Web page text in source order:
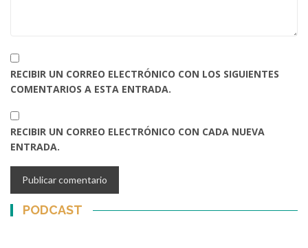
RECIBIR UN CORREO ELECTRÓNICO CON LOS SIGUIENTES
COMENTARIOS A ESTA ENTRADA.
RECIBIR UN CORREO ELECTRÓNICO CON CADA NUEVA
ENTRADA.
PODCAST